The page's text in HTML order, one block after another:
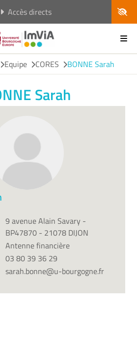
Accès directs
Equipe CORES BONNE Sarah
Sarah
9 avenue Alain Savary -
BP47870 - 21078 DIJON
Antenne financière
03 80 39 36 29
sarah.bonne@u-bourgogne.fr